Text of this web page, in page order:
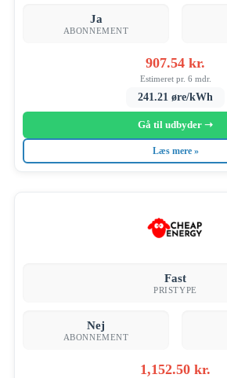
Ja
ABONNEMENT
907.54 kr.
Estimeret pr. 6 mdr.
241.21 øre/kWh
Gå til udbyder ➝
Læs mere »
Fast
PRISTYPE
Nej
ABONNEMENT
1,152.50 kr.